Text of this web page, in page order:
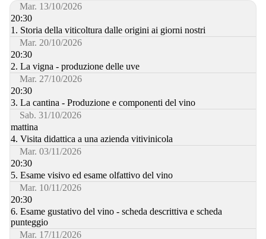
Mar. 13/10/2026
20:30
1. Storia della viticoltura dalle origini ai giorni nostri
Mar. 20/10/2026
20:30
2. La vigna - produzione delle uve
Mar. 27/10/2026
20:30
3. La cantina - Produzione e componenti del vino
Sab. 31/10/2026
mattina
4. Visita didattica a una azienda vitivinicola
Mar. 03/11/2026
20:30
5. Esame visivo ed esame olfattivo del vino
Mar. 10/11/2026
20:30
6. Esame gustativo del vino - scheda descrittiva e scheda
punteggio
Mar. 17/11/2026